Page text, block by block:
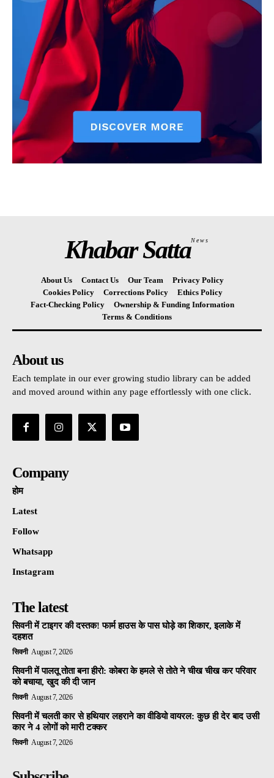
Khabar SattaNews
About Us Contact Us Our Team
Privacy Policy
Cookies Policy
Corrections Policy
Ethics Policy
Fact-Checking Policy
Ownership & Funding Information
Terms & Conditions
About us
Each template in our ever growing studio library can be added
and moved around within any page effortlessly with one click.
Company
होम
Latest
Follow
Whatsapp
Instagram
The latest
सिवनी में टाइगर की दस्तक! फार्म हाउस के पास घोड़े का शिकार, इलाके में
दहशत
सिवनी August 7, 2026
सिवनी में पालतू तोता बना हीरो: कोबरा के हमले से तोते ने चीख चीख कर परिवार
को बचाया, खुद की दी जान
सिवनी August 7, 2026
सिवनी में चलती कार से हथियार लहराने का वीडियो वायरल: कुछ ही देर बाद उसी
कार ने 4 लोगों को मारी टक्कर
सिवनी August 7, 2026